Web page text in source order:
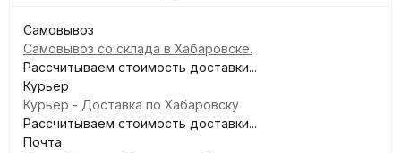
Самовывоз
Самовывоз со склада в Хабаровске.
Рассчитываем стоимость доставки...
Курьер
Курьер - Доставка по Хабаровску
Рассчитываем стоимость доставки...
Почта